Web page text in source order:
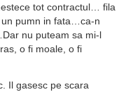
tot contractul… fila
pumn in fata…ca-n
nu puteam sa mi-l
o fi moale, o fi
Il gasesc pe scara